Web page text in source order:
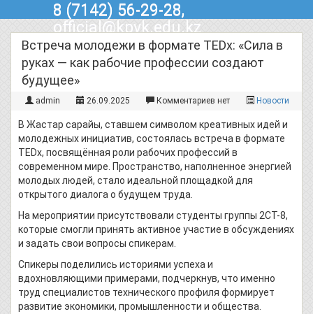
8 (7142) 56-29-28,
official@kpvk.edu.kz
г.Костанай, Проспект Кобыланды
Батыра, 3
Встреча молодежи в формате TEDx: «Сила в
руках — как рабочие профессии создают
будущее»
admin 26.09.2025 Комментариев нет Новости
В Жастар сарайы, ставшем символом креативных идей и
молодежных инициатив, состоялась встреча в формате
TEDx, посвящённая роли рабочих профессий в
современном мире. Пространство, наполненное энергией
молодых людей, стало идеальной площадкой для
открытого диалога о будущем труда.
На мероприятии присутствовали студенты группы 2СТ-8,
которые смогли принять активное участие в обсуждениях
и задать свои вопросы спикерам.
Спикеры поделились историями успеха и
вдохновляющими примерами, подчеркнув, что именно
труд специалистов технического профиля формирует
развитие экономики, промышленности и общества.